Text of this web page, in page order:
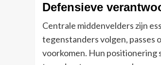
Defensieve
Centrale middenvelders zijn
tegenstanders volgen, passes
voorkomen. Hun positionering